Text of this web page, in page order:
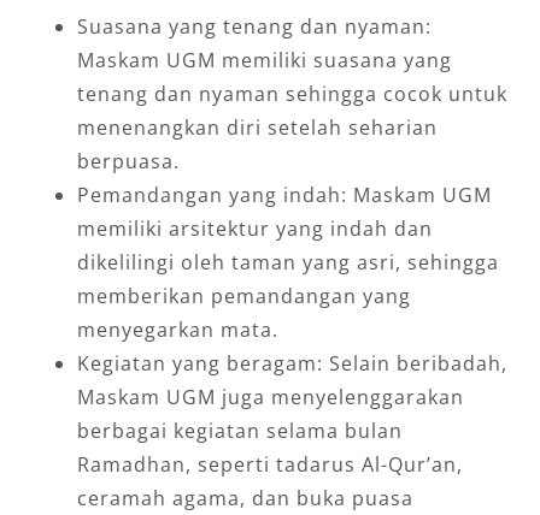
Suasana yang tenang dan nyaman:
Maskam UGM memiliki suasana yang
tenang dan nyaman sehingga cocok untuk
menenangkan diri setelah seharian
berpuasa.
Pemandangan yang indah: Maskam UGM
memiliki arsitektur yang indah dan
dikelilingi oleh taman yang asri, sehingga
memberikan pemandangan yang
menyegarkan mata.
Kegiatan yang beragam: Selain beribadah,
Maskam UGM juga menyelenggarakan
berbagai kegiatan selama bulan
Ramadhan, seperti tadarus Al-Qur’an,
ceramah agama, dan buka puasa